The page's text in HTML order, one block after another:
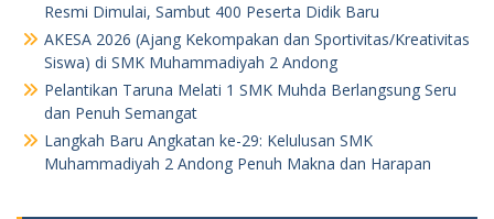
Resmi Dimulai, Sambut 400 Peserta Didik Baru
AKESA 2026 (Ajang Kekompakan dan Sportivitas/Kreativitas
Siswa) di SMK Muhammadiyah 2 Andong
Pelantikan Taruna Melati 1 SMK Muhda Berlangsung Seru
dan Penuh Semangat
Langkah Baru Angkatan ke-29: Kelulusan SMK
Muhammadiyah 2 Andong Penuh Makna dan Harapan